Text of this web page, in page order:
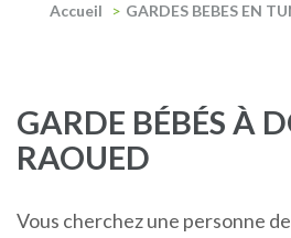
Accueil > GARDES BEBES EN
GARDE BÉBÉS À
RAOUED
Vous cherchez une personne